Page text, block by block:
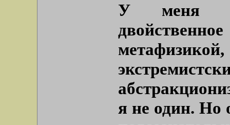
У меня к
я не один. Но